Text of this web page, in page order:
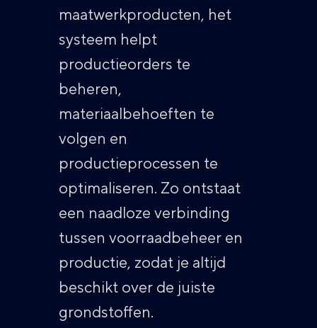
maatwerkproducten, het
systeem helpt
productieorders te
beheren,
materiaalbehoeften te
volgen en
productieprocessen te
optimaliseren. Zo ontstaat
een naadloze verbinding
tussen voorraadbeheer en
productie, zodat je altijd
beschikt over de juiste
grondstoffen.